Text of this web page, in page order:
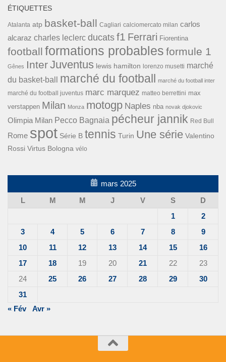
ÉTIQUETTES
Atalanta atp basket-ball Cagliari calciomercato milan carlos
alcaraz charles leclerc ducats f1 Ferrari Fiorentina
football formations probables formule 1
Gênes InterJuventus lewis hamilton lorenzo musetti marché
du basket-ball
marché du football marché du football inter
marché du football juventus marc marquez matteo berrettini max
verstappen Milan Monza motogp Naples nba novak djokovic
Olimpia Milan Pecco Bagnaia pécheur jannik Red Bull
Rome spot Série B tennis Turin Une série Valentino
Rossi Virtus Bologna vélo
mars 2025
L
M M J V S
D
1
2
3
4 5 6 7 8
9
10
11 12 13 14 15
16
17
18 19 20 21 22
23
24
25 26 27 28 29
30
31
« Fév
Avr »